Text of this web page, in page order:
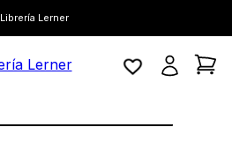
Librería Lerner